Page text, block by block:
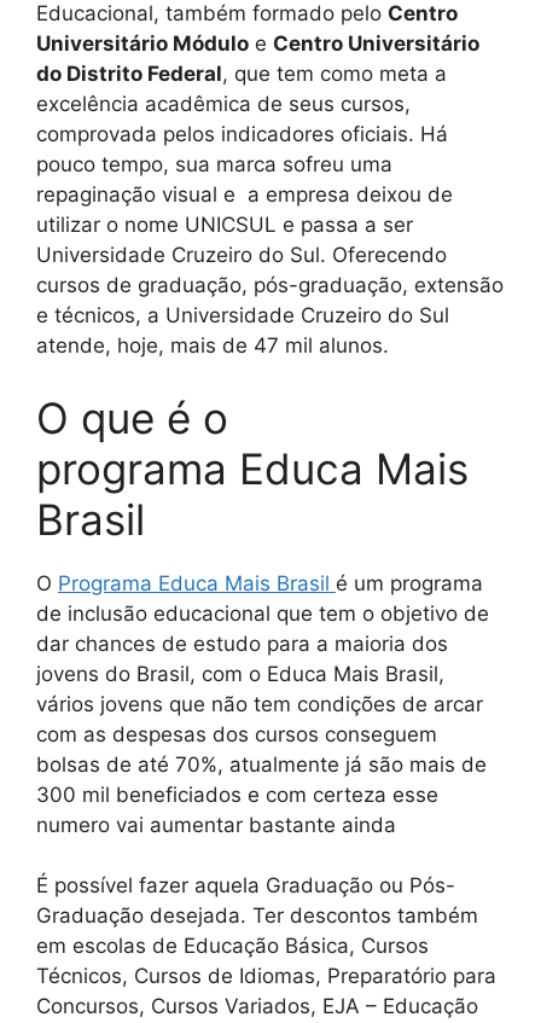
Educacional, também formado pelo Centro
Universitário Módulo e Centro Universitário
do Distrito Federal, que tem como meta a
excelência acadêmica de seus cursos,
comprovada pelos indicadores oficiais. Há
pouco tempo, sua marca sofreu uma
repaginação visual e a empresa deixou de
utilizar o nome UNICSUL e passa a ser
Universidade Cruzeiro do Sul. Oferecendo
cursos de graduação, pós-graduação, extensão
e técnicos, a Universidade Cruzeiro do Sul
atende, hoje, mais de 47 mil alunos.
O que é o
programa Educa Mais
Brasil
O Programa Educa Mais Brasil é um programa
de inclusão educacional que tem o objetivo de
dar chances de estudo para a maioria dos
jovens do Brasil, com o Educa Mais Brasil,
vários jovens que não tem condições de arcar
com as despesas dos cursos conseguem
bolsas de até 70%, atualmente já são mais de
300 mil beneficiados e com certeza esse
numero vai aumentar bastante ainda
É possível fazer aquela Graduação ou Pós-
Graduação desejada. Ter descontos também
em escolas de Educação Básica, Cursos
Técnicos, Cursos de Idiomas, Preparatório para
Concursos, Cursos Variados, EJA – Educação